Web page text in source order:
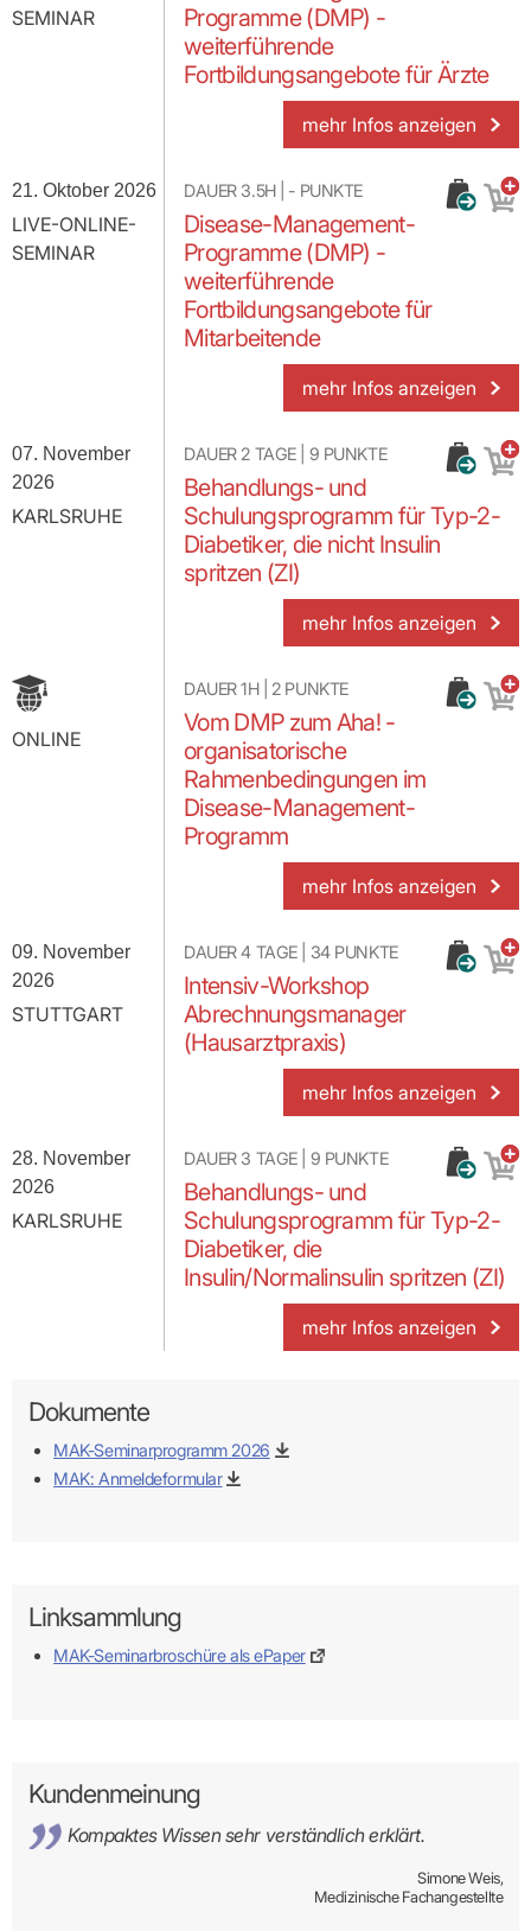
SEMINAR
Programme (DMP) -
weiterführende
Fortbildungsangebote für Ärzte
mehr Infos anzeigen
21. Oktober 2026
LIVE-ONLINE-
SEMINAR
DAUER 3.5H| - PUNKTE
Disease-Management-
Programme (DMP) -
weiterführende
Fortbildungsangebote für
Mitarbeitende
mehr Infos anzeigen
07. November
2026
KARLSRUHE
DAUER 2 TAGE| 9 PUNKTE
Behandlungs- und
Schulungsprogramm für Typ-2-
Diabetiker, die nicht Insulin
spritzen (ZI)
mehr Infos anzeigen
ONLINE
DAUER1H| 2PUNKTE
Vom DMP zum Aha! -
organisatorische
Rahmenbedingungen im
Disease-Management-
Programm
mehr Infos anzeigen
09. November
2026
STUTTGART
DAUER4 TAGE| 34PUNKTE
Intensiv-Workshop
Abrechnungsmanager
(Hausarztpraxis)
mehr Infos anzeigen
28. November
2026
KARLSRUHE
DAUER 3 TAGE| 9 PUNKTE
Behandlungs- und
Schulungsprogramm für Typ-2-
Diabetiker, die
Insulin/Normalinsulin spritzen (ZI)
mehr Infos anzeigen
Dokumente
MAK-Seminarprogramm 2026
MAK: Anmeldeformular
Linksammlung
MAK-Seminarbroschüre als ePaper
Kundenmeinung
Kompaktes Wissen sehr verständlich erklärt.
Simone Weis,
Medizinische Fachangestellte